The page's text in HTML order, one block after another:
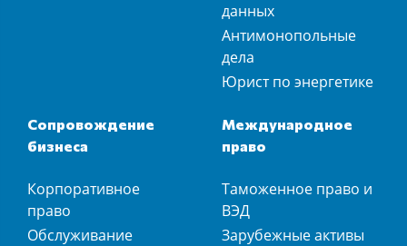
данных
Антимонопольные
дела
Юрист по энергетике
Сопровождение
бизнеса
Корпоративное
право
Обслуживание
Международное
право
Таможенное право и
ВЭД
Зарубежные активы